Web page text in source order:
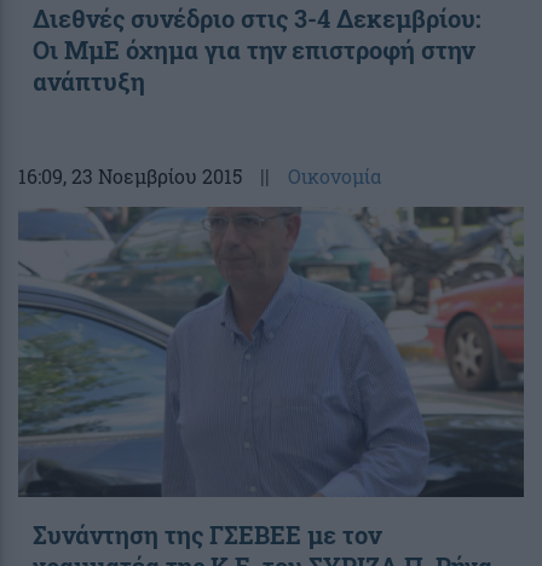
Διεθνές συνέδριο στις 3-4 Δεκεμβρίου:
Οι ΜμΕ όχημα για την επιστροφή στην
ανάπτυξη
16:09, 23 Νοεμβρίου 2015 || Οικονομία
Συνάντηση της ΓΣΕΒΕΕ με τον